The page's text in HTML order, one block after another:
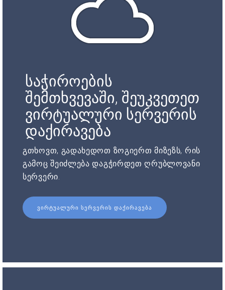
საჭიროების
შემთხვევაში, შეუკვეთეთ
ვირტუალური სერვერის
დაქირავება
გთხოვთ, გადახედოთ ზოგიერთ მიზეზს, რის
გამოც შეიძლება დაგჭირდეთ ღრუბლოვანი
სერვერი.
ᲕᲘᲠᲢᲣᲐᲚᲣᲠᲘ ᲡᲔᲠᲕᲔᲠᲘᲡ ᲓᲐᲥᲘᲠᲐᲕᲔᲑᲐ